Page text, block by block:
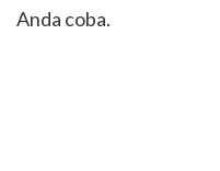
Anda coba.